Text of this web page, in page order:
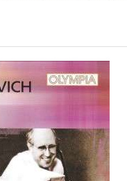
а также XX
не менее чем 20
с новым эссе
Джереми
сведениями и
из представленных в
о григорианском
Филиппе Эмануэле и
именах барокко -
Рамо, И. С. Бахе,
посвящены венскому